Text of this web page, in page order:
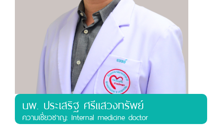
นพ. ประเสริฐ ศรีแสวงทรัพย์
ความเชี่ยวชาญ: Internal medicine doctor